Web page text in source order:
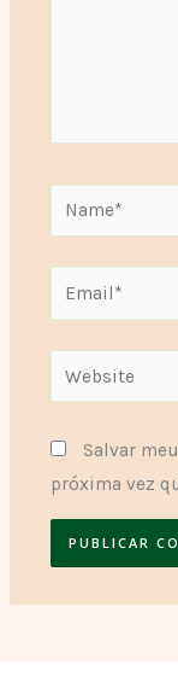
Name*
Email*
Website
Salvar
próxima vez